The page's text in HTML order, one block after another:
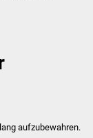
aufzubewahren.